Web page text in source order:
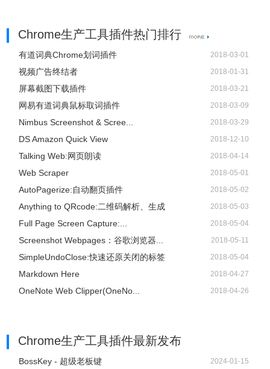
Chrome生产工具插件热门排行
有道词典Chrome划词插件 2018-03-01
视频广告终结者 2018-01-31
屏幕截图下载插件 2018-03-21
网易有道词典鼠标取词插件 2018-03-09
Nimbus Screenshot & Scree... 2018-03-29
DS Amazon Quick View 2018-12-10
Talking Web:网页朗读 2018-04-14
Web Scraper 2018-05-01
AutoPagerize:自动翻页插件 2018-05-02
Anything to QRcode:二维码解析、生成 2018-05-03
Full Page Screen Capture:... 2018-05-04
Screenshot Webpages：谷歌浏览器... 2018-05-11
SimpleUndoClose:快速还原关闭的标签 2018-05-04
Markdown Here 2018-04-27
OneNote Web Clipper(OneNo... 2018-04-26
Chrome生产工具插件最新发布
BossKey - 超级老板键 2024-01-15